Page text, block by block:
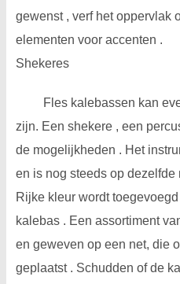
gewenst , verf het oppervlak
elementen voor accenten .
Shekeres
Fles kalebassen kan
zijn. Een shekere , een
de mogelijkheden . Het
en is nog steeds op
Rijke kleur wordt
kalebas . Een assortiment
en geweven op een net, die
geplaatst . Schudden of de